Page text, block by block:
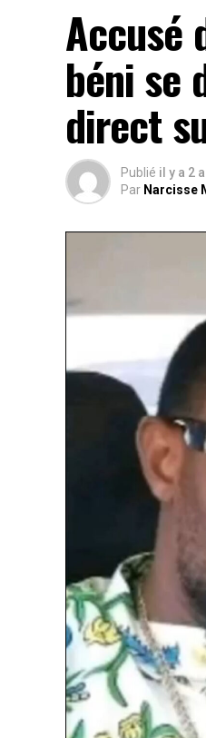
Accusé
béni se
direct
Publié il y a 2
Par Narcisse